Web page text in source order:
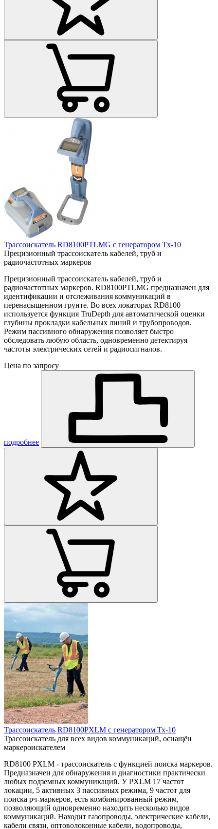
Трассоискатель RD8100PTLMG с генератором Tx-10
Прецизионный трассоискатель кабелей, труб и
радиочастотных маркеров
Прецизионный трассоискатель кабелей, труб и
радиочастотных маркеров. RD8100PTLMG предназначен для
идентификации и отслеживания коммуникаций в
перенасыщенном грунте. Во всех локаторах RD8100
используется функция TruDepth для автоматической оценки
глубины прокладки кабельных линий и трубопроводов.
Режим пассивного обнаружения позволяет быстро
обследовать любую область, одновременно детектируя
частоты электрических сетей и радиосигналов.
Цена по запросу
подробнее
Трассоискатель RD8100PXLM с генератором Тх-10
Трассоискатель для всех видов коммуникаций, оснащён
маркероискателем
RD8100 PXLM - трассоискатель с функцией поиска маркеров.
Предназначен для обнаружения и диагностики практически
любых подземных коммуникаций. У PXLM 17 частот
локации, 5 активных 3 пассивных режима, 9 частот для
поиска рч-маркеров, есть комбинированный режим,
позволяющий одновременно находить несколько видов
коммуникаций. Находит газопроводы, электрические кабели,
кабели связи, оптоволоконные кабели, водопроводы,